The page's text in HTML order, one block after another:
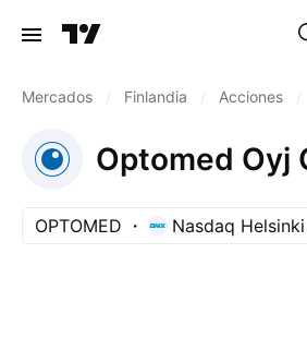
Mercados Finlandia Acciones
Optomed Oyj
OPTOMED Nasdaq Helsinki